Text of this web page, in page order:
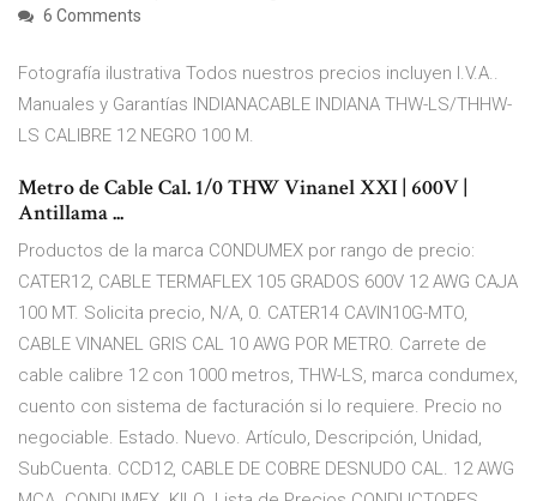
6 Comments
Fotografía ilustrativa Todos nuestros precios incluyen I.V.A..
Manuales y Garantías INDIANACABLE INDIANA THW-LS/THHW-
LS CALIBRE 12 NEGRO 100 M.
Metro de Cable Cal. 1/0 THW Vinanel XXI | 600V |
Antillama ...
Productos de la marca CONDUMEX por rango de precio:
CATER12, CABLE TERMAFLEX 105 GRADOS 600V 12 AWG CAJA
100 MT. Solicita precio, N/A, 0. CATER14 CAVIN10G-MTO,
CABLE VINANEL GRIS CAL 10 AWG POR METRO. Carrete de
cable calibre 12 con 1000 metros, THW-LS, marca condumex,
cuento con sistema de facturación si lo requiere. Precio no
negociable. Estado. Nuevo. Artículo, Descripción, Unidad,
SubCuenta. CCD12, CABLE DE COBRE DESNUDO CAL. 12 AWG